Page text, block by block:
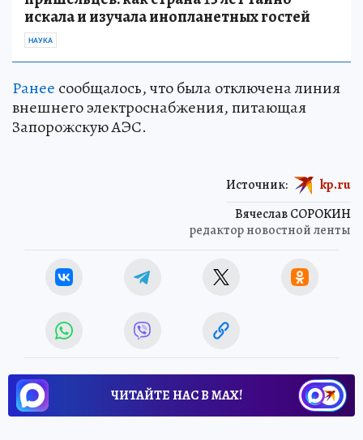
искала и изучала инопланетных гостей
НАУКА
Ранее сообщалось, что была отключена линия
внешнего электроснабжения, питающая
Запорожскую АЭС.
Вячеслав СОРОКИН
редактор новостной ленты
Источник: kp.ru
ЧИТАЙТЕ НАС В МАХ!